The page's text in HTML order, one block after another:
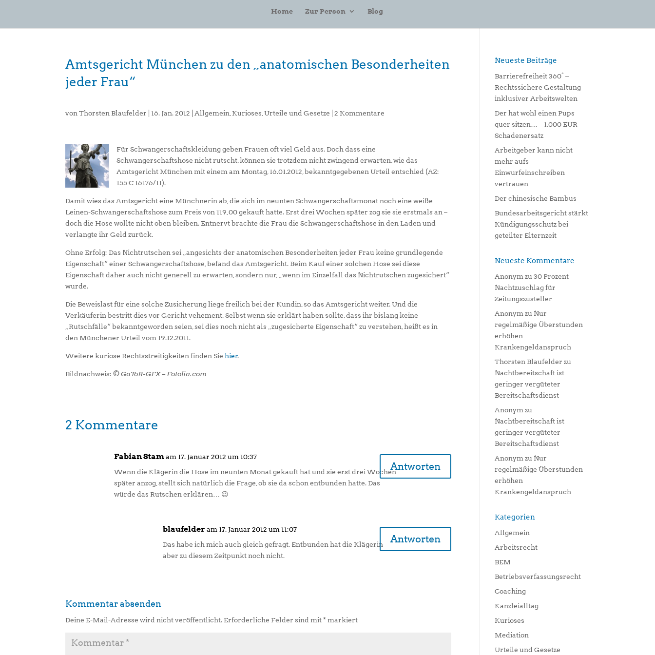
Home Zur Person Blog
Amtsgericht München zu den „anatomischen Besonderheiten
jeder Frau“
vonThorsten Blaufelder |16. Jan. 2012 Allgemein Kurioses ,Urteile und Gesetze |2 Kommentare
Für Schwangerschaftskleidung geben Frauen oft viel Geld aus. Doch dass eine
Schwangerschaftshose nicht rutscht, können sie trotzdem nicht zwingend erwarten, wie das
Amtsgericht München mit einem am Montag, 16.01.2012, bekanntgegebenen Urteil entschied (AZ:
155 C 16176/11).
Damit wies das Amtsgericht eine Münchnerin ab, die sich im neunten Schwangerschaftsmonat noch eine weiße
Leinen-Schwangerschaftshose zum Preis von 119,00 gekauft hatte. Erst drei Wochen später zog sie sie erstmals an –
doch die Hose wollte nicht oben bleiben. Entnervt brachte die Frau die Schwangerschaftshose in den Laden und
verlangte ihr Geld zurück.
Ohne Erfolg: Das Nichtrutschen sei „angesichts der anatomischen Besonderheiten jeder Frau keine grundlegende
Eigenschaft“ einer Schwangerschaftshose, befand das Amtsgericht. Beim Kauf einer solchen Hose sei diese
Eigenschaft daher auch nicht generell zu erwarten, sondern nur, „wenn im Einzelfall das Nichtrutschen zugesichert“
wurde.
Die Beweislast für eine solche Zusicherung liege freilich bei der Kundin, so das Amtsgericht weiter. Und die
Verkäuferin bestritt dies vor Gericht vehement. Selbst wenn sie erklärt haben sollte, dass ihr bislang keine
„Rutschfälle“ bekanntgeworden seien, sei dies noch nicht als „zugesicherte Eigenschaft“ zu verstehen, heißt es in
den Münchener Urteil vom 19.12.2011.
Weitere kuriose Rechtsstreitigkeiten finden Siehier.
Bildnachweis:© GaToR-GFX – Fotolia.com
2 Kommentare
Fabian Stam am 17. Januar 2012 um 10:37
Wenn die Klägerin die Hose im neunten Monat gekauft hat und sie erst drei Wochen
später anzog, stellt sich natürlich die Frage, ob sie da schon entbunden hatte. Das
würde das Rutschen erklären… 😉
Antworten
blaufelder am 17. Januar 2012 um 11:07
Das habe ich mich auch gleich gefragt. Entbunden hat die Klägerin
aber zu diesem Zeitpunkt noch nicht.
Antworten
Kommentar absenden
Deine E-Mail-Adresse wird nicht veröffentlicht. Erforderliche Felder sind mit* markiert
Neueste Beiträge
Barrierefreiheit 360° –
Rechtssichere Gestaltung
inklusiver Arbeitswelten
Der hat wohl einen Pups
quer sitzen… – 1.000 EUR
Schadenersatz
Arbeitgeber kann nicht
mehr aufs
Einwurfeinschreiben
vertrauen
Der chinesische Bambus
Bundesarbeitsgericht stärkt
Kündigungsschutz bei
geteilter Elternzeit
Neueste Kommentare
Anonym zu30 Prozent
Nachtzuschlag für
Zeitungszusteller
Anonym zu Nur
regelmäßige Überstunden
erhöhen
Krankengeldanspruch
Thorsten Blaufelder zu
Nachtbereitschaft ist
geringer vergüteter
Bereitschaftsdienst
Anonym zu
Nachtbereitschaft ist
geringer vergüteter
Bereitschaftsdienst
Anonym zu Nur
regelmäßige Überstunden
erhöhen
Krankengeldanspruch
Kategorien
Allgemein
Arbeitsrecht
BEM
Betriebsverfassungsrecht
Coaching
Kanzleialltag
Kurioses
Mediation
Urteile und Gesetze